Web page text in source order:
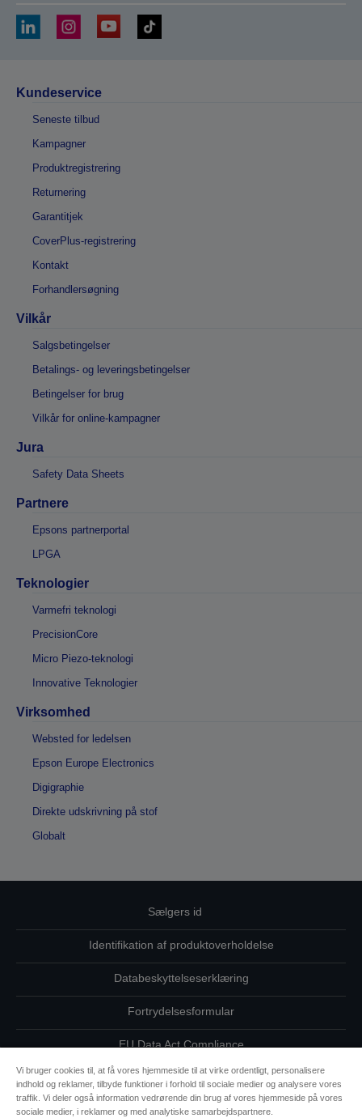
Kundeservice
Seneste tilbud
Kampagner
Produktregistrering
Returnering
Garantitjek
CoverPlus-registrering
Kontakt
Forhandlersøgning
Vilkår
Salgsbetingelser
Betalings- og leveringsbetingelser
Betingelser for brug
Vilkår for online-kampagner
Jura
Safety Data Sheets
Partnere
Epsons partnerportal
LPGA
Teknologier
Varmefri teknologi
PrecisionCore
Micro Piezo-teknologi
Innovative Teknologier
Virksomhed
Websted for ledelsen
Epson Europe Electronics
Digigraphie
Direkte udskrivning på stof
Globalt
Sælgers id
Identifikation af produktoverholdelse
Databeskyttelseserklæring
Fortrydelsesformular
EU Data Act Compliance
Kontakt os vedrørende dine data
Oplysninger om cookies
Vi bruger cookies til, at få vores hjemmeside til at virke ordentligt, personalisere
indhold og reklamer, tilbyde funktioner i forhold til sociale medier og analysere vores
traffik. Vi deler også information vedrørende din brug af vores hjemmeside på vores
sociale medier, i reklamer og med analytiske samarbejdspartnere.